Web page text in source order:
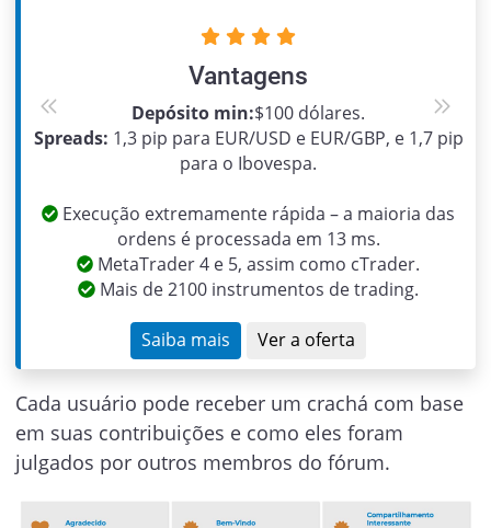
Vantagens
Depósito min:$100 dólares.
Spreads: 1,3 pip para EUR/USD e EUR/GBP, e 1,7 pip
para o Ibovespa.
Execução extremamente rápida – a maioria das
ordens é processada em 13 ms.
MetaTrader 4 e 5, assim como cTrader.
Mais de 2100 instrumentos de trading.
Saiba mais Ver a oferta
Previous Next
Cada usuário pode receber um crachá com base
em suas contribuições e como eles foram
julgados por outros membros do fórum.